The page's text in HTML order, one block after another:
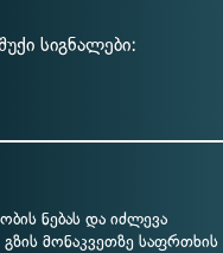
სიგნალები:
ნებას და იძლევა
მონაკვეთზე საფრთხის